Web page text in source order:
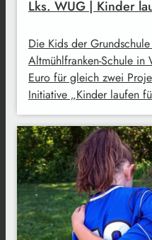
Lks. WUG | Kinder
Die Kids der
Altmühlfranken-Schule
Euro für gleich zwei
Initiative „Kinder laufen